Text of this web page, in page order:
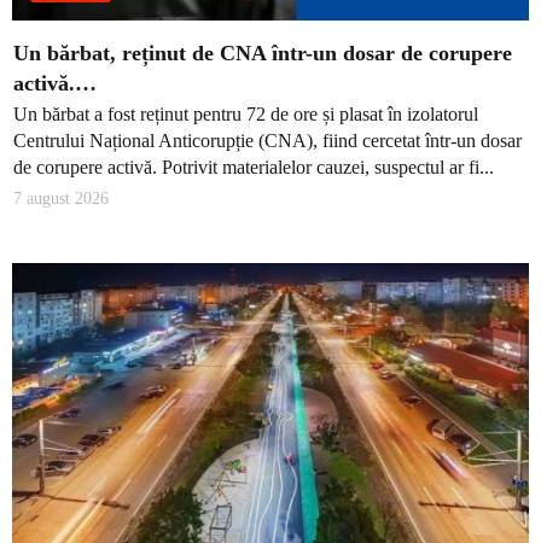
Un bărbat, reținut de CNA într-un dosar de corupere
activă.…
Un bărbat a fost reținut pentru 72 de ore și plasat în izolatorul
Centrului Național Anticorupție (CNA), fiind cercetat într-un dosar
de corupere activă. Potrivit materialelor cauzei, suspectul ar fi...
7 august 2026